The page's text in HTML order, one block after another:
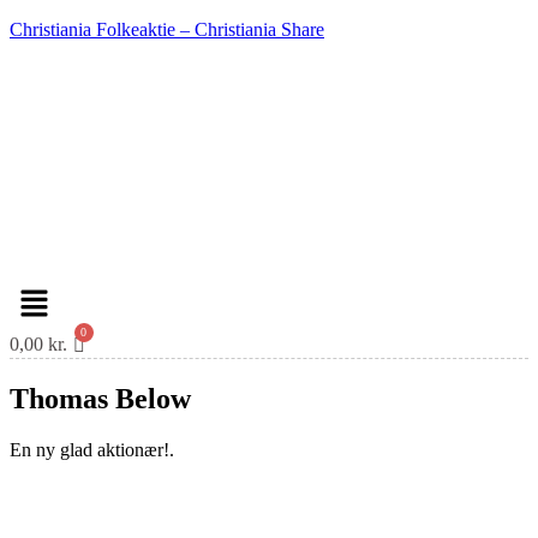
Christiania Folkeaktie – Christiania Share
Menu
0,00 kr.
Thomas Below
En ny glad aktionær!.